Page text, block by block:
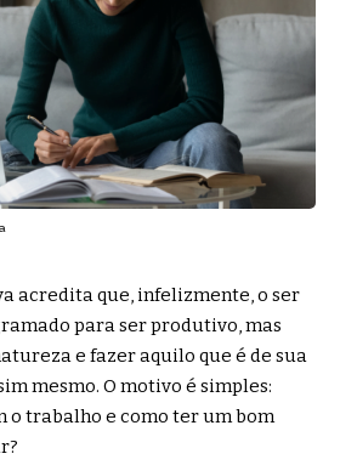
acredita que, infelizmente, o ser
para ser produtivo, mas
e fazer aquilo que é de sua
mesmo. O motivo é simples:
o trabalho e como ter um bom